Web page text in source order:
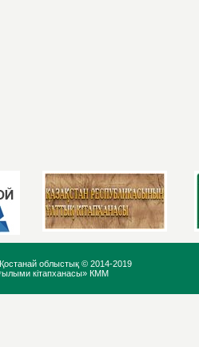
облыстық © 2014-2019
кітапханасы» КММ